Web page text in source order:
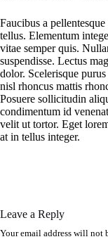
Faucibus a
tellus. Elementum
vitae semper quis.
suspendisse. Lectus
dolor. Scelerisque
nisl rhoncus mattis
Posuere sollicitudin
condimentum id
velit ut tortor. Eget
at in tellus integer.
Leave a Reply
Your email address will not